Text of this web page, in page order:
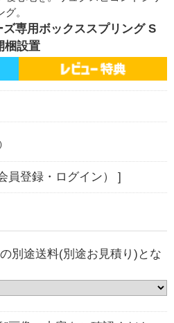
。
専用ボックススプリング S
梱設置
員登録・ログイン） ]
別途送料(別途お見積り)とな